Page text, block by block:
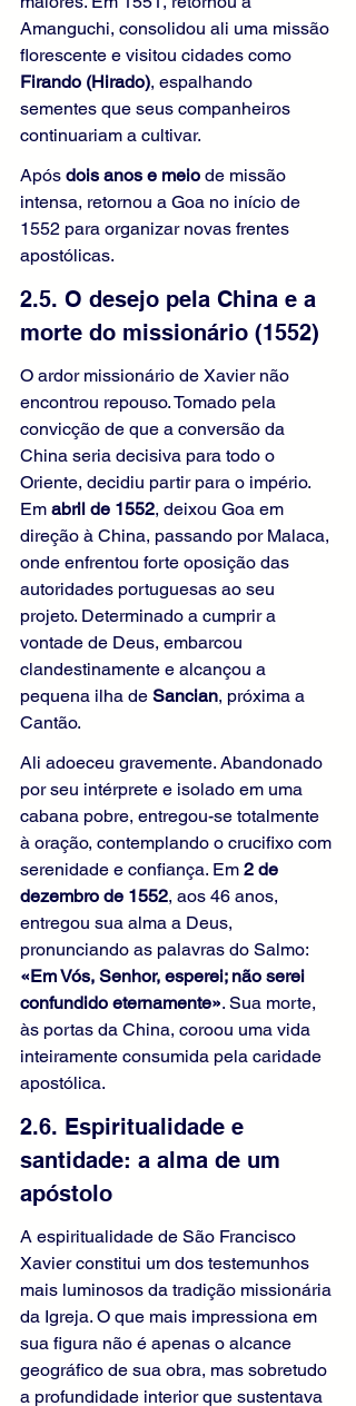
Amanguchi, consolidou ali uma missão
florescente e visitou cidades como
Firando (Hirado), espalhando
sementes que seus companheiros
continuariam a cultivar.
Após dois anos e meio de missão
intensa, retornou a Goa no início de
1552 para organizar novas frentes
apostólicas.
2.5. O desejo pela China e a
morte do missionário (1552)
O ardor missionário de Xavier não
encontrou repouso. Tomado pela
convicção de que a conversão da
China seria decisiva para todo o
Oriente, decidiu partir para o império.
Em abril de 1552, deixou Goa em
direção à China, passando por Malaca,
onde enfrentou forte oposição das
autoridades portuguesas ao seu
projeto. Determinado a cumprir a
vontade de Deus, embarcou
clandestinamente e alcançou a
pequena ilha de Sancian, próxima a
Cantão.
Ali adoeceu gravemente. Abandonado
por seu intérprete e isolado em uma
cabana pobre, entregou-se totalmente
à oração, contemplando o crucifixo com
serenidade e confiança. Em 2 de
dezembro de 1552, aos 46 anos,
entregou sua alma a Deus,
pronunciando as palavras do Salmo:
«Em Vós, Senhor, esperei; não serei
confundido eternamente». Sua morte,
às portas da China, coroou uma vida
inteiramente consumida pela caridade
apostólica.
2.6. Espiritualidade e
santidade: a alma de um
apóstolo
A espiritualidade de São Francisco
Xavier constitui um dos testemunhos
mais luminosos da tradição missionária
da Igreja. O que mais impressiona em
sua figura não é apenas o alcance
geográfico de sua obra, mas sobretudo
a profundidade interior que sustentava